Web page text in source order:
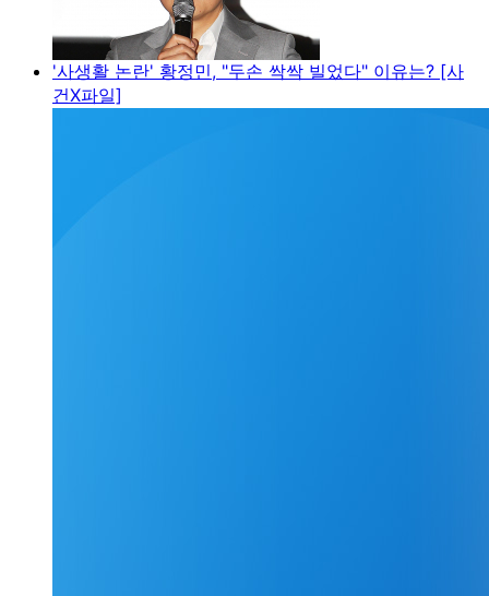
'사생활 논란' 황정민, "두손 싹싹 빌었다" 이유는? [사
건X파일]